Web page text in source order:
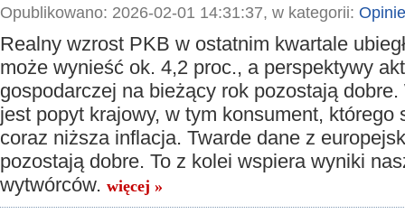
Opublikowano: 2026-02-01 14:31:37, w kategorii: Opinie
Realny wzrost PKB w ostatnim kwartale
może wynieść ok. 4,2 proc., a perspektywy
gospodarczej na bieżący rok pozostają
jest popyt krajowy, w tym konsument, którego
coraz niższa inflacja. Twarde dane z
pozostają dobre. To z kolei wspiera wyniki
wytwórców. więcej »